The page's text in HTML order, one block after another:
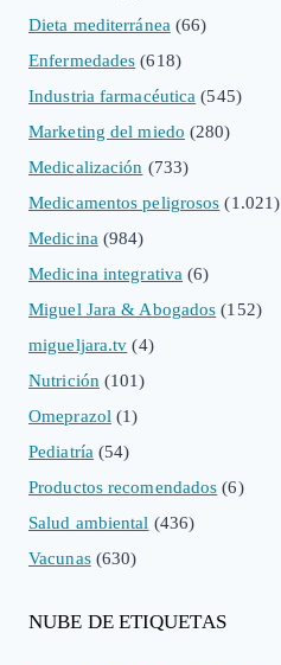
Dieta mediterránea (66)
Enfermedades (618)
Industria farmacéutica (545)
Marketing del miedo (280)
Medicalización (733)
Medicamentos peligrosos (1.021)
Medicina (984)
Medicina integrativa (6)
Miguel Jara & Abogados (152)
migueljara.tv (4)
Nutrición (101)
Omeprazol (1)
Pediatría (54)
Productos recomendados (6)
Salud ambiental (436)
Vacunas(630)
NUBE DE ETIQUETAS